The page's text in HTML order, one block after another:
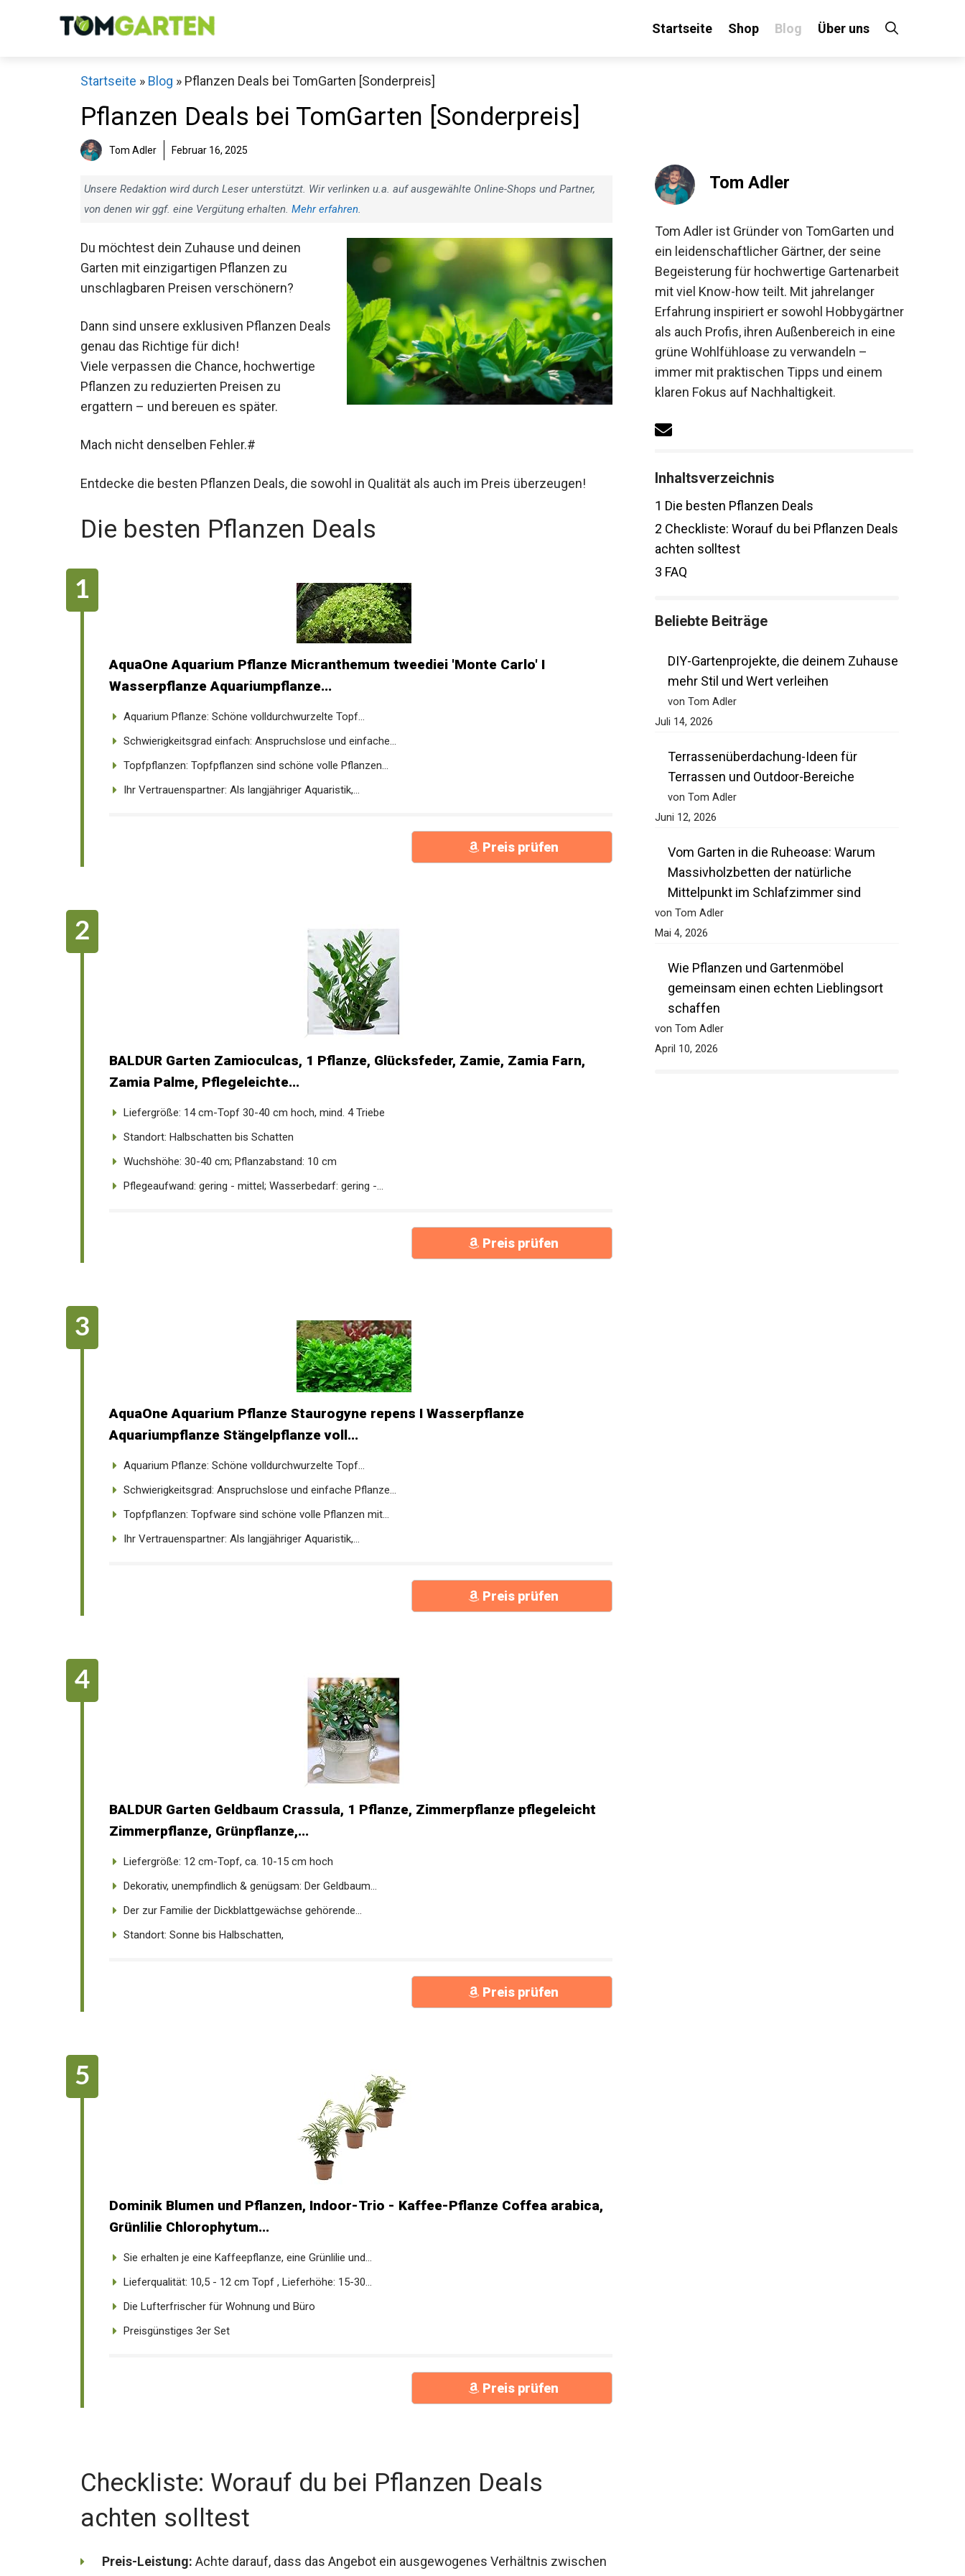
Startseite Shop Blog Über uns
Startseite » Blog » Pflanzen Deals bei TomGarten [Sonderpreis]
Pflanzen Deals bei TomGarten [Sonderpreis]
Tom Adler Februar 16, 2025
Unsere Redaktion wird durch Leser unterstützt. Wir verlinken u.a. auf ausgewählte Online-Shops und Partner,
von denen wir ggf. eine Vergütung erhalten. Mehr erfahren.
Du möchtest dein Zuhause und deinen
Garten mit einzigartigen Pflanzen zu
unschlagbaren Preisen verschönern?
Dann sind unsere exklusiven Pflanzen Deals
genau das Richtige für dich!
Viele verpassen die Chance, hochwertige
Pflanzen zu reduzierten Preisen zu
ergattern – und bereuen es später.
Mach nicht denselben Fehler.#
Entdecke die besten Pflanzen Deals, die sowohl in Qualität als auch im Preis überzeugen!
Die besten Pflanzen Deals
AquaOne Aquarium Pflanze Micranthemum tweediei 'Monte Carlo' I
Wasserpflanze Aquariumpflanze...
Aquarium Pflanze: Schöne volldurchwurzelte Topf...
Schwierigkeitsgrad einfach: Anspruchslose und einfache...
Topfpflanzen: Topfpflanzen sind schöne volle Pflanzen...
Ihr Vertrauenspartner: Als langjähriger Aquaristik,...
Preis prüfen
BALDUR Garten Zamioculcas, 1 Pflanze, Glücksfeder, Zamie, Zamia Farn,
Zamia Palme, Pflegeleichte...
Liefergröße: 14 cm-Topf 30-40 cm hoch, mind. 4 Triebe
Standort: Halbschatten bis Schatten
Wuchshöhe: 30-40 cm; Pflanzabstand: 10 cm
Pflegeaufwand: gering - mittel; Wasserbedarf: gering -...
Preis prüfen
AquaOne Aquarium Pflanze Staurogyne repens I Wasserpflanze
Aquariumpflanze Stängelpflanze voll...
Aquarium Pflanze: Schöne volldurchwurzelte Topf...
Schwierigkeitsgrad: Anspruchslose und einfache Pflanze...
Topfpflanzen: Topfware sind schöne volle Pflanzen mit...
Ihr Vertrauenspartner: Als langjähriger Aquaristik,...
Preis prüfen
BALDUR Garten Geldbaum Crassula, 1 Pflanze, Zimmerpflanze pflegeleicht
Zimmerpflanze, Grünpflanze,...
Liefergröße: 12 cm-Topf, ca. 10-15 cm hoch
Dekorativ, unempfindlich & genügsam: Der Geldbaum...
Der zur Familie der Dickblattgewächse gehörende...
Standort: Sonne bis Halbschatten,
Preis prüfen
Dominik Blumen und Pflanzen, Indoor-Trio - Kaffee-Pflanze Coffea arabica,
Grünlilie Chlorophytum...
Sie erhalten je eine Kaffeepflanze, eine Grünlilie und...
Lieferqualität: 10,5 - 12 cm Topf , Lieferhöhe: 15-30...
Die Lufterfrischer für Wohnung und Büro
Preisgünstiges 3er Set
Preis prüfen
Checkliste: Worauf du bei Pflanzen Deals
achten solltest
Preis-Leistung: Achte darauf, dass das Angebot ein ausgewogenes Verhältnis zwischen
Tom Adler
Tom Adler ist Gründer von TomGarten und
ein leidenschaftlicher Gärtner, der seine
Begeisterung für hochwertige Gartenarbeit
mit viel Know-how teilt. Mit jahrelanger
Erfahrung inspiriert er sowohl Hobbygärtner
als auch Profis, ihren Außenbereich in eine
grüne Wohlfühloase zu verwandeln –
immer mit praktischen Tipps und einem
klaren Fokus auf Nachhaltigkeit.
Inhaltsverzeichnis
1 Die besten Pflanzen Deals
2 Checkliste: Worauf du bei Pflanzen Deals
achten solltest
3 FAQ
Beliebte Beiträge
DIY-Gartenprojekte, die deinem Zuhause
mehr Stil und Wert verleihen
von Tom Adler
Juli 14, 2026
Terrassenüberdachung-Ideen für
Terrassen und Outdoor-Bereiche
von Tom Adler
Juni 12, 2026
Vom Garten in die Ruheoase: Warum
Massivholzbetten der natürliche
Mittelpunkt im Schlafzimmer sind
von Tom Adler
Mai 4, 2026
Wie Pflanzen und Gartenmöbel
gemeinsam einen echten Lieblingsort
schaffen
von Tom Adler
April 10, 2026